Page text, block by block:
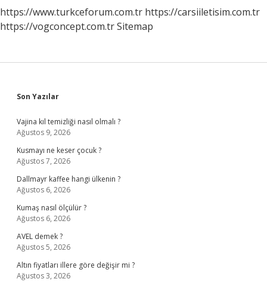
https://www.turkceforum.com.tr https://carsiiletisim.com.tr
https://vogconcept.com.trSitemap
Sidebar
Son Yazılar
Vajina kıl temizliği nasıl olmalı ?
Ağustos 9, 2026
Kusmayı ne keser çocuk ?
Ağustos 7, 2026
Dallmayr kaffee hangi ülkenin ?
Ağustos 6, 2026
Kumaş nasıl ölçülür ?
Ağustos 6, 2026
AVEL demek ?
Ağustos 5, 2026
Altın fiyatları illere göre değişir mi ?
Ağustos 3, 2026